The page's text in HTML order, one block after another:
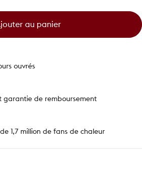
au panier
ouvrés
garantie de remboursement
1,7 million de fans de chaleur